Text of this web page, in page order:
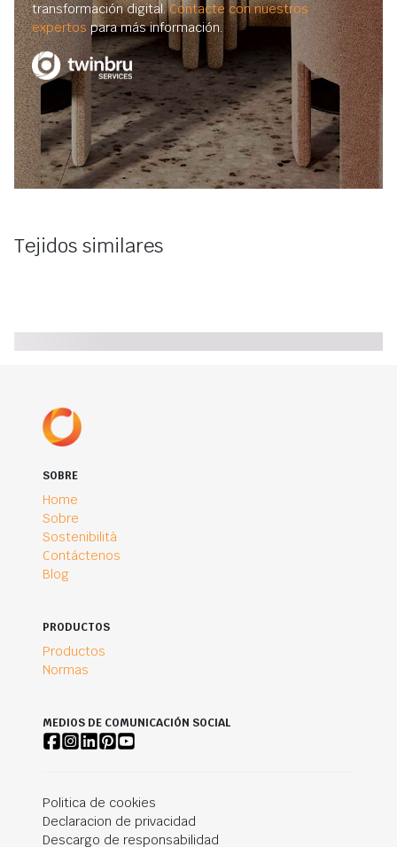
transformación digital.Contacte con nuestros
expertos para más información.
Tejidos similares
SOBRE
Home
Sobre
Sostenibilità
Contáctenos
Blog
PRODUCTOS
Productos
Normas
MEDIOS DE COMUNICACIÓN SOCIAL
Politica de cookies
Declaracion de privacidad
Descargo de responsabilidad